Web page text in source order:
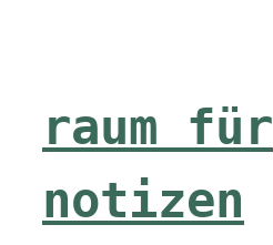
raum für
notizen